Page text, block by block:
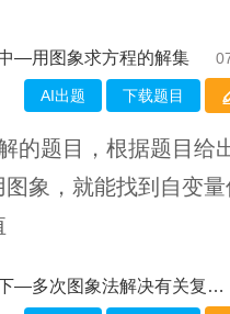
—用图象求方程的解集
AI出题 下载题目
的题目，根据题目给
象，就能找到自变
图象法解决有关复合函数的问题